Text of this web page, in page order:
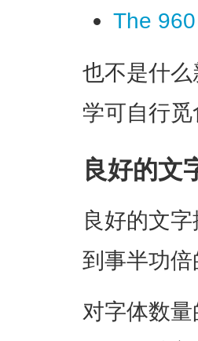
The
也不是什
学可自行
良好的文
良好的文
到事半功倍
对字体数